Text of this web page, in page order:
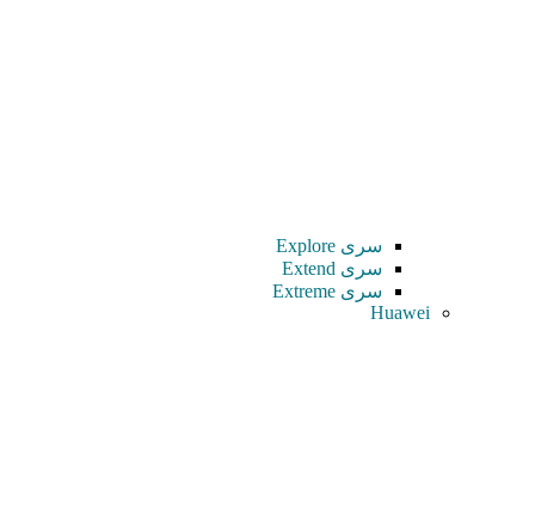
سری Explore
سری Extend
سری Extreme
Huawei